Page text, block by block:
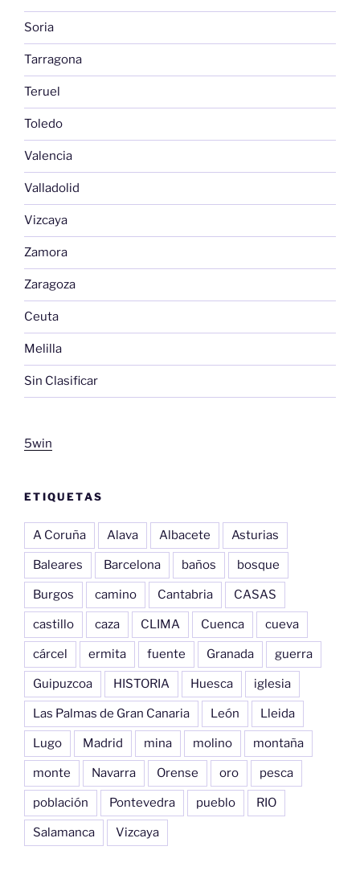
Soria
Tarragona
Teruel
Toledo
Valencia
Valladolid
Vizcaya
Zamora
Zaragoza
Ceuta
Melilla
Sin Clasificar
5win
ETIQUETAS
A Coruña Alava Albacete Asturias
Baleares Barcelona baños bosque
Burgos camino Cantabria CASAS
castillo caza CLIMA Cuenca cueva
cárcel ermita fuente Granada guerra
Guipuzcoa HISTORIA Huesca iglesia
Las Palmas de Gran Canaria León Lleida
Lugo Madrid mina molino montaña
monte Navarra Orense oro pesca
población Pontevedra pueblo RIO
Salamanca Vizcaya